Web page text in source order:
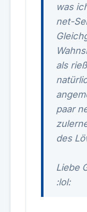
was
net-
als
paar
des
Liebe
:lol: